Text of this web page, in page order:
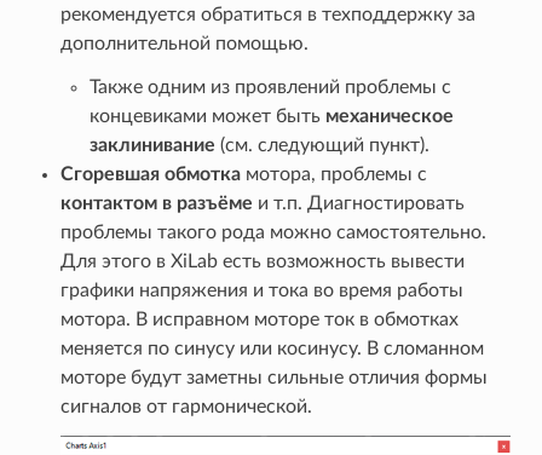
рекомендуется обратиться в техподдержку за
дополнительной помощью.
Также одним из проявлений проблемы с
концевиками может быть механическое
заклинивание (см. следующий пункт).
Сгоревшая обмоткамотора, проблемы с
контактом в разъёме и т.п. Диагностировать
проблемы такого рода можно самостоятельно.
Для этого в XiLab есть возможность вывести
графики напряжения и тока во время работы
мотора. В исправном моторе ток в обмотках
меняется по синусу или косинусу. В сломанном
моторе будут заметны сильные отличия формы
сигналов от гармонической.